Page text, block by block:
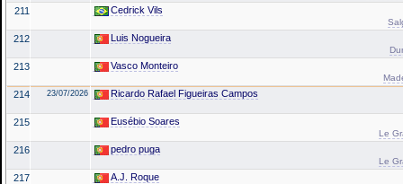
211 Cedrick Vils
212 Luis Nogueira
213 Vasco Monteiro
214 23/07/2026 Ricardo Rafael Figueiras Campos
215 Eusébio Soares
Le
216 pedro puga
Le
217 A.J. Roque